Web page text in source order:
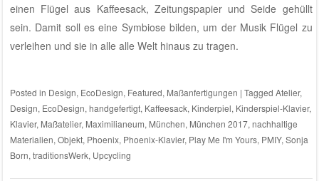
einen Flügel aus Kaffeesack, Zeitungspapier und Seide gehüllt
sein. Damit soll es eine Symbiose bilden, um der Musik Flügel zu
verleihen und sie in alle alle Welt hinaus zu tragen.
Posted in Design, EcoDesign, Featured, Maßanfertigungen | Tagged Atelier,
Design, EcoDesign, handgefertigt, Kaffeesack, Kinderpiel, Kinderspiel-Klavier,
Klavier, Maßatelier, Maximilianeum, München, München 2017, nachhaltige
Materialien, Objekt, Phoenix, Phoenix-Klavier, Play Me I'm Yours, PMIY, Sonja
Born, traditionsWerk, Upcycling